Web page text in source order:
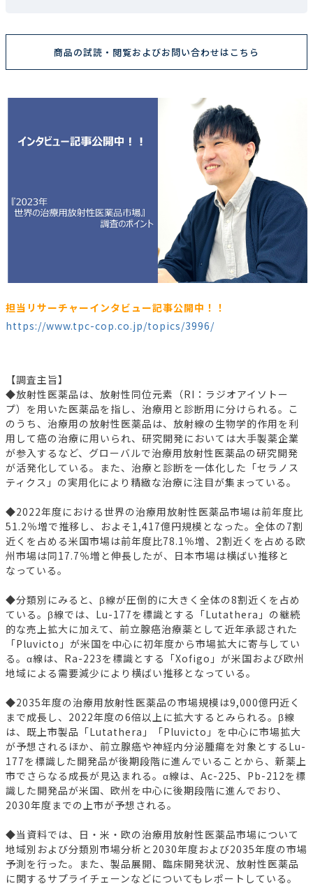
商品の試読・閲覧およびお問い合わせはこちら
担当リサーチャーインタビュー記事公開中！！
https://www.tpc-cop.co.jp/topics/3996/
【調査主旨】
◆放射性医薬品は、放射性同位元素（RI：ラジオアイソトー
プ）を用いた医薬品を指し、治療用と診断用に分けられる。こ
のうち、治療用の放射性医薬品は、放射線の生物学的作用を利
用して癌の治療に用いられ、研究開発においては大手製薬企業
が参入するなど、グローバルで治療用放射性医薬品の研究開発
が活発化している。また、治療と診断を一体化した「セラノス
ティクス」の実用化により精緻な治療に注目が集まっている。
◆2022年度における世界の治療用放射性医薬品市場は前年度比
51.2％増で推移し、およそ1,417億円規模となった。全体の7割
近くを占める米国市場は前年度比78.1％増、2割近くを占める欧
州市場は同17.7％増と伸長したが、日本市場は横ばい推移と
なっている。
◆分類別にみると、β線が圧倒的に大きく全体の8割近くを占め
ている。β線では、Lu-177を標識とする「Lutathera」の継続
的な売上拡大に加えて、前立腺癌治療薬として近年承認された
「Pluvicto」が米国を中心に初年度から市場拡大に寄与してい
る。α線は、Ra-223を標識とする「Xofigo」が米国および欧州
地域による需要減少により横ばい推移となっている。
◆2035年度の治療用放射性医薬品の市場規模は9,000億円近く
まで成長し、2022年度の6倍以上に拡大するとみられる。β線
は、既上市製品「Lutathera」「Pluvicto」を中心に市場拡大
が予想されるほか、前立腺癌や神経内分泌腫瘍を対象とするLu-
177を標識した開発品が後期段階に進んでいることから、新薬上
市でさらなる成長が見込まれる。α線は、Ac-225、Pb-212を標
識した開発品が米国、欧州を中心に後期段階に進んでおり、
2030年度までの上市が予想される。
◆当資料では、日・米・欧の治療用放射性医薬品市場について
地域別および分類別市場分析と2030年度および2035年度の市場
予測を行った。また、製品展開、臨床開発状況、放射性医薬品
に関するサプライチェーンなどについてもレポートしている。